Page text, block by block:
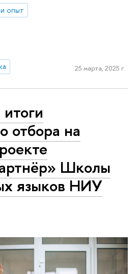
опыт
25 марта, 2025 г.
отбора на
Школы
языков НИУ